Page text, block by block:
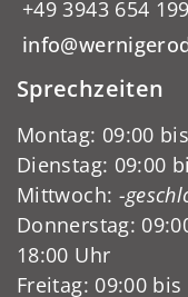
+49 3943 654 199
Sprechzeiten
Montag: 09:00
Dienstag: 09:00
Mittwoch: -
Donnerstag:
18:00 Uhr
Freitag: 09:00